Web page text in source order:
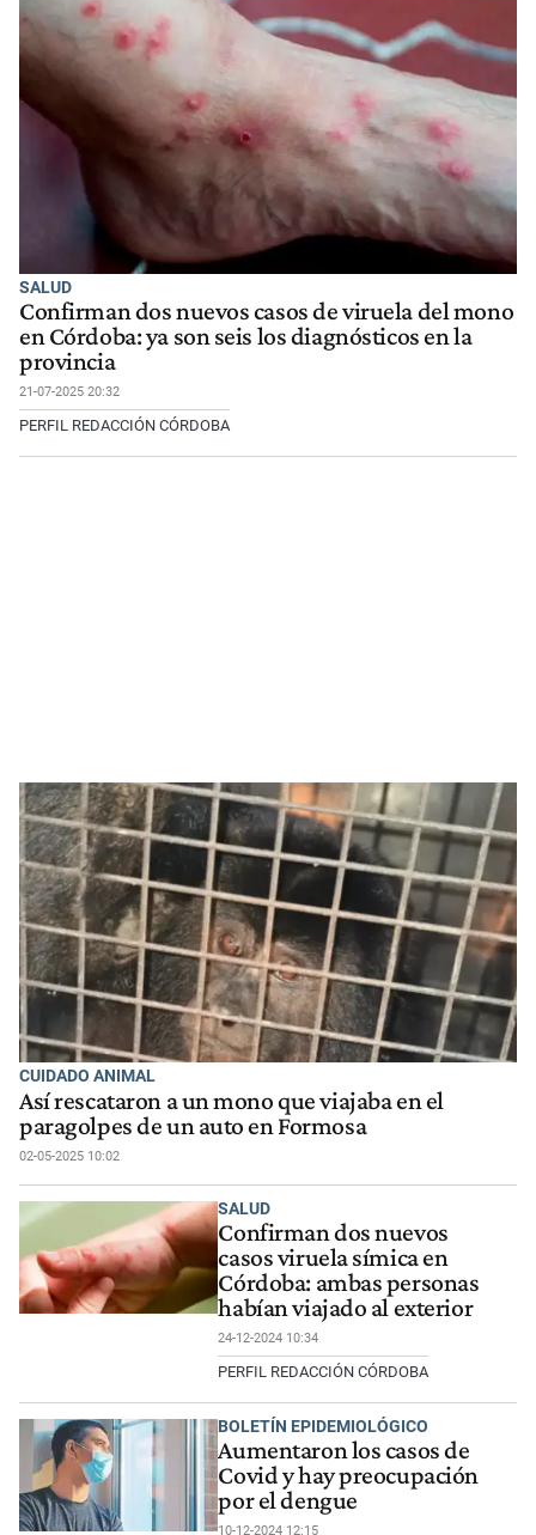
SALUD
Confirman dos nuevos casos de viruela del mono
en Córdoba: ya son seis los diagnósticos en la
provincia
21-07-2025 20:32
PERFIL REDACCIÓN CÓRDOBA
CUIDADO ANIMAL
Así rescataron a un mono que viajaba en el
paragolpes de un auto en Formosa
02-05-2025 10:02
SALUD
Confirman dos nuevos
casos viruela símica en
Córdoba: ambas personas
habían viajado al exterior
24-12-2024 10:34
PERFIL REDACCIÓN CÓRDOBA
BOLETÍN EPIDEMIOLÓGICO
Aumentaron los casos de
Covid y hay preocupación
por el dengue
10-12-2024 12:15